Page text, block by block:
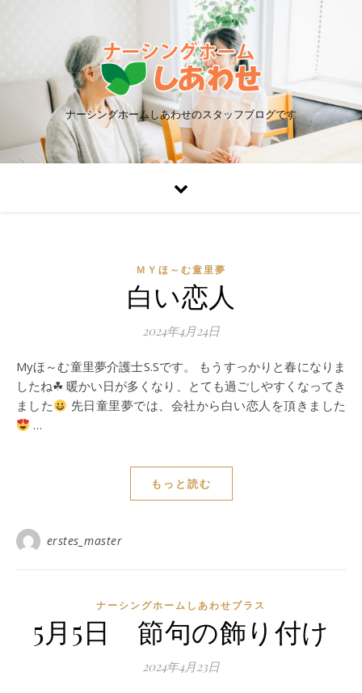
ナーシングホームしあわせのスタッフブログです
ＭＹほ～む童里夢
白い恋人
2024年4月24日
Myほ～む童里夢介護士S.Sです。 もうすっかりと春になりま
したね☘ 暖かい日が多くなり、とても過ごしやすくなってき
ました
先日童里夢では、会社から白い恋人を頂きました
…
もっと読む
erstes_master
ナーシングホームしあわせプラス
5月5日 節句の飾り付け
2024年4月23日